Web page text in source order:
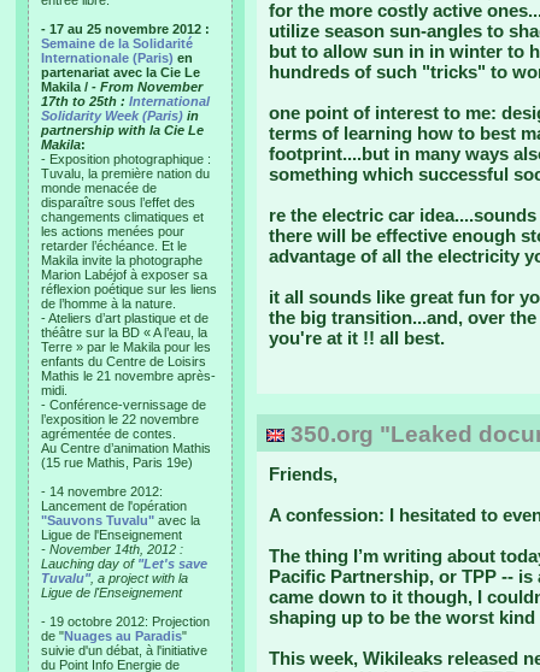
- 17 au 25 novembre 2012 :
Semaine de la Solidarité
Internationale (Paris) en
partenariat avec la Cie Le
Makila / - From November
17th to 25th : International
Solidarity Week (Paris) in
partnership with la Cie Le
Makila:
- Exposition photographique :
Tuvalu, la première nation du
monde menacée de
disparaître sous l’effet des
changements climatiques et
les actions menées pour
retarder l’échéance. Et le
Makila invite la photographe
Marion Labéjof à exposer sa
réflexion poétique sur les liens
de l’homme à la nature.
- Ateliers d’art plastique et de
théâtre sur la BD « A l’eau, la
Terre » par le Makila pour les
enfants du Centre de Loisirs
Mathis le 21 novembre après-
midi.
- Conférence-vernissage de
l’exposition le 22 novembre
agrémentée de contes.
Au Centre d’animation Mathis
(15 rue Mathis, Paris 19e)
- 14 novembre 2012:
Lancement de l'opération
"Sauvons Tuvalu" avec la
Ligue de l'Enseignement
- November 14th, 2012 :
Lauching day of "Let's save
Tuvalu", a project with la
Ligue de l'Enseignement
- 19 octobre 2012: Projection
de "Nuages au Paradis"
suivie d'un débat, à l'initiative
du Point Info Energie de
for the more costly active
utilize season sun-angles to
but to allow sun in in winter to
hundreds of such "tricks" to
one point of interest to me:
terms of learning how to best
footprint....but in many ways
something which successful
re the electric car
there will be effective enough
advantage of all the electricity
it all sounds like great fun for
the big transition...and, over
you're at it !! all best.
350.org "Leaked
Friends,
A confession: I hesitated to
The thing I’m writing about
Pacific Partnership, or TPP --
came down to it though, I
shaping up to be the worst
This week, Wikileaks released